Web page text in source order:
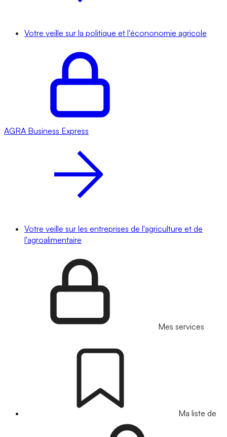
Votre veille sur la politique et l'écononomie agricole
AGRA Business Express
Votre veille sur les entreprises de l'agriculture et de
l'agroalimentaire
Mes services
Ma liste de